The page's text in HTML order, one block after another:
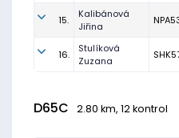
15.
Kalibánová
Jiřina
16.
Stulíková
Zuzana
D65C 2.80 km, 12 kontrol